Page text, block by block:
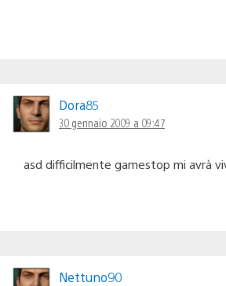
Dora85
30 gennaio 2009 a 09:47
asd difficilmente gamestop mi avrà
Nettuno90